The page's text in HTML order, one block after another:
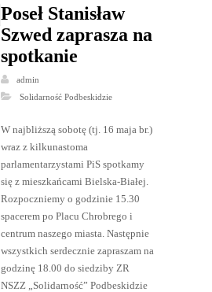
Poseł Stanisław
Szwed zaprasza na
spotkanie
admin
Solidarność Podbeskidzie
W najbliższą sobotę (tj. 16 maja br.)
wraz z kilkunastoma
parlamentarzystami PiS spotkamy
się z mieszkańcami Bielska-Białej.
Rozpoczniemy o godzinie 15.30
spacerem po Placu Chrobrego i
centrum naszego miasta. Następnie
wszystkich serdecznie zapraszam na
godzinę 18.00 do siedziby ZR
NSZZ „Solidarność” Podbeskidzie